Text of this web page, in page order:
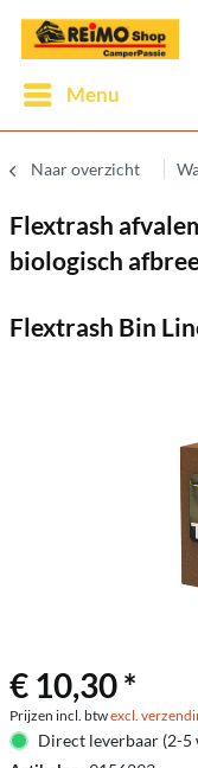
Menu
Naar overzicht
Flextrash
biologisch
Flextrash Bin
€ 10,30 *
Prijzen incl. btwexcl.
Direct leverbaar (2-5